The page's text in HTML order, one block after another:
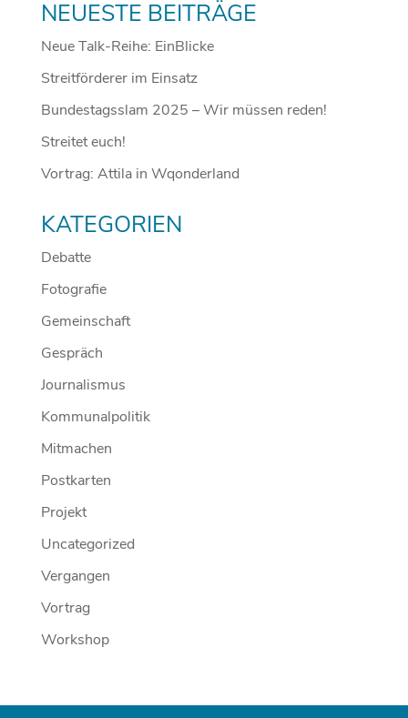
NEUESTE BEITRÄGE
Neue Talk-Reihe: EinBlicke
Streitförderer im Einsatz
Bundestagsslam 2025 – Wir müssen reden!
Streitet euch!
Vortrag: Attila in Wqonderland
KATEGORIEN
Debatte
Fotografie
Gemeinschaft
Gespräch
Journalismus
Kommunalpolitik
Mitmachen
Postkarten
Projekt
Uncategorized
Vergangen
Vortrag
Workshop